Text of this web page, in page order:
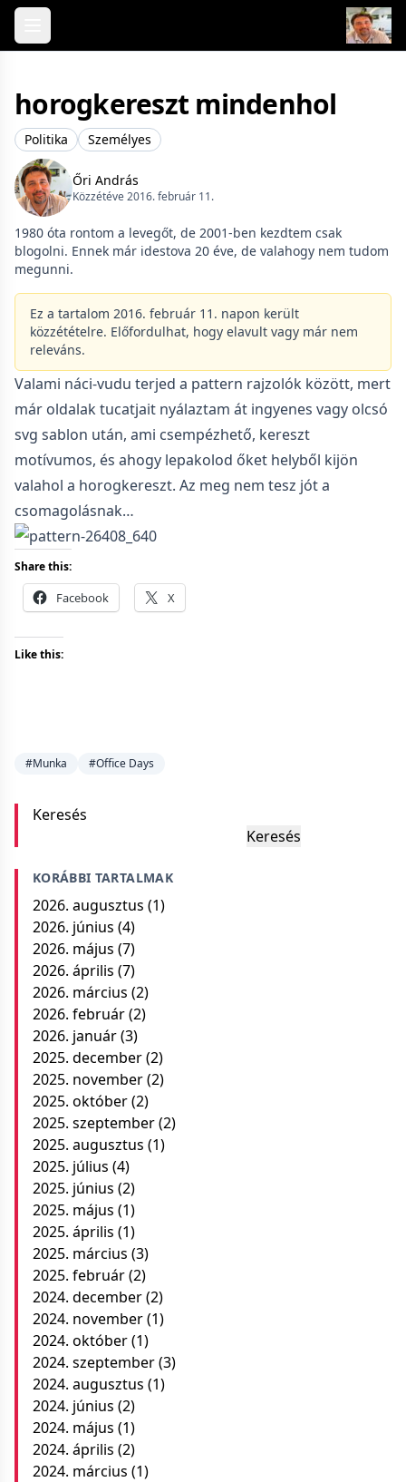
Skip to content
horogkereszt mindenhol
Politika Személyes
Őri András
Közzétéve 2016. február 11.
1980 óta rontom a levegőt, de 2001-ben kezdtem csak
blogolni. Ennek már idestova 20 éve, de valahogy nem tudom
megunni.
Ez a tartalom 2016. február 11. napon került
közzétételre. Előfordulhat, hogy elavult vagy már nem
releváns.
Valami náci-vudu terjed a pattern rajzolók között, mert
már oldalak tucatjait nyálaztam át ingyenes vagy olcsó
svg sablon után, ami csempézhető, kereszt
motívumos, és ahogy lepakolod őket helyből kijön
valahol a horogkereszt. Az meg nem tesz jót a
csomagolásnak…
Share this:
Facebook X
Like this:
#Munka #Office Days
Keresés
Keresés
KORÁBBI TARTALMAK
2026. augusztus (1)
2026. június (4)
2026. május (7)
2026. április (7)
2026. március (2)
2026. február(2)
2026. január(3)
2025. december(2)
2025. november(2)
2025. október(2)
2025. szeptember(2)
2025. augusztus (1)
2025. július (4)
2025. június (2)
2025. május (1)
2025. április (1)
2025. március (3)
2025. február(2)
2024. december(2)
2024. november(1)
2024. október(1)
2024. szeptember(3)
2024. augusztus (1)
2024. június (2)
2024. május (1)
2024. április (2)
2024. március (1)